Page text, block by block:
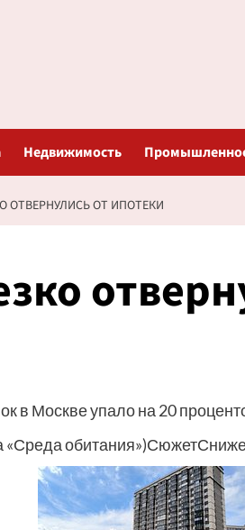
Недвижимость
ОТВЕРНУЛИСЬ ОТ ИПОТЕКИ
в Москве упало на 20